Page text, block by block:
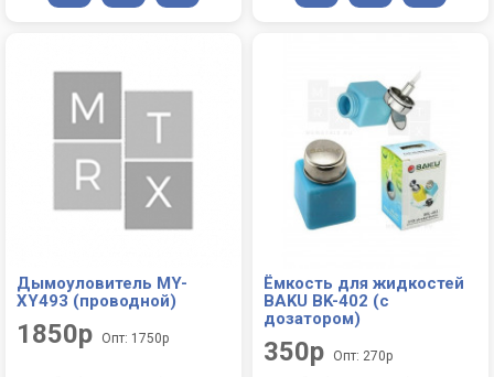
Дымоуловитель MY-
XY493 (проводной)
1850р Опт: 1750р
Ёмкость для жидкостей
BAKU BK-402 (с
дозатором)
350р Опт: 270р